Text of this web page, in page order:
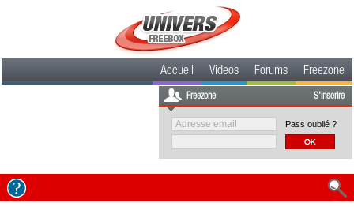
Accueil Videos Forums Freezone
Freezone S'inscrire
Pass oublié ?